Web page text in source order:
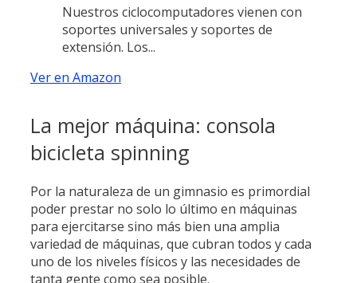
Nuestros ciclocomputadores vienen con
soportes universales y soportes de
extensión. Los...
Ver en Amazon
La mejor máquina: consola
bicicleta spinning
Por la naturaleza de un gimnasio es primordial
poder prestar no solo lo último en máquinas
para ejercitarse sino más bien una amplia
variedad de máquinas, que cubran todos y cada
uno de los niveles físicos y las necesidades de
tanta gente como sea posible.